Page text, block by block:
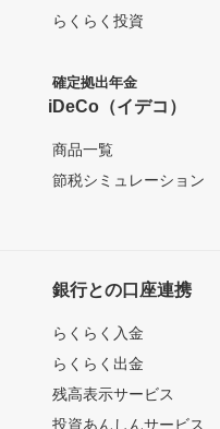
らくらく投資
確定拠出年金
iDeCo（イデコ）
商品一覧
節税シミュレーション
銀行との口座連携
らくらく入金
らくらく出金
残高表示サービス
投資あんしんサービス